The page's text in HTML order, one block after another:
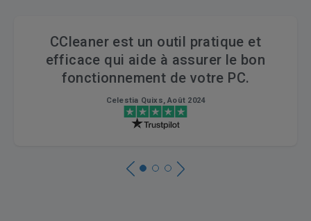
CCleaner est un outil pratique et
efficace qui aide à assurer le bon
fonctionnement de votre PC.
Celestia Quixs, Août 2024